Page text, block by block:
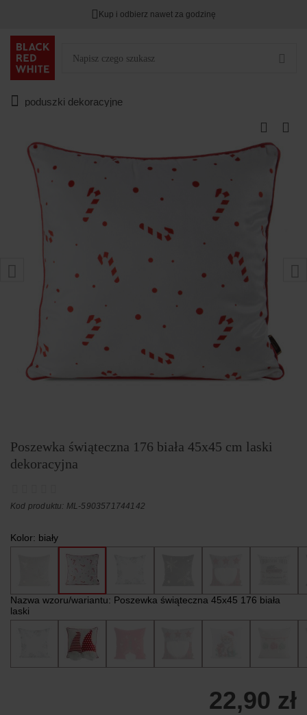
Kup i odbierz nawet za godzinę
poduszki dekoracyjne
Poszewka świąteczna 176 biała 45x45 cm laski
dekoracyjna
Kod produktu: ML-5903571744142
Kolor: biały
Nazwa wzoru/wariantu: Poszewka świąteczna 45x45 176 biała
laski
22,90 zł